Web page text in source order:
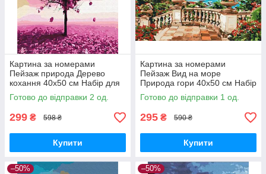
Картина за номерами
Пейзаж природа Дерево
кохання 40х50 см Набір для
розпису на полотні
розмальовка Brushme
BS7460
Готово до відправки 2 од.
299 ₴ 598 ₴
Купити
Картина за номерами
Пейзаж Вид на море
Природа гори 40х50 см Набір
для розпису на полотні
Brushme BS53740
Готово до відправки 1 од.
295 ₴ 590 ₴
Купити
–50% –50%